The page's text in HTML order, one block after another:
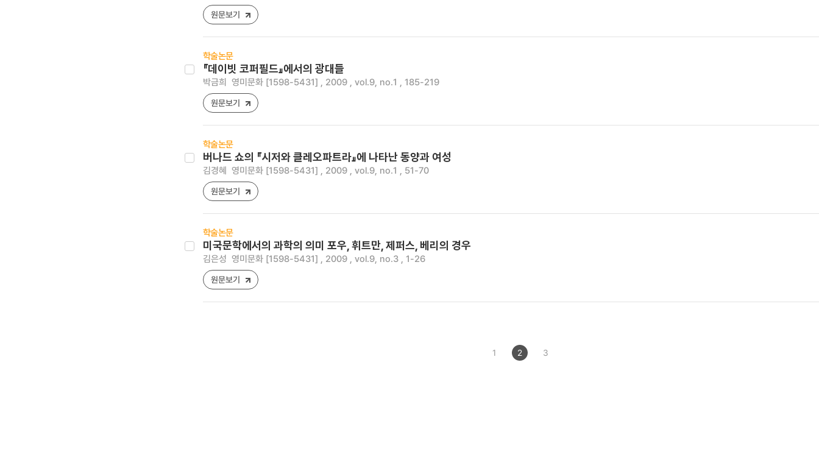
원문보기
학술논문
『데이빗 코퍼필드』에서의 광대들
박금희 영미문화 [1598-5431] , 2009 , vol.9, no.1 , 185-219
원문보기
학술논문
버나드 쇼의 『시저와 클레오파트라』에 나타난 동양과 여성
김경혜 영미문화 [1598-5431] , 2009 , vol.9, no.1 , 51-70
원문보기
학술논문
미국문학에서의 과학의 의미 포우, 휘트만, 제퍼스, 베리의 경우
김은성 영미문화 [1598-5431] , 2009 , vol.9, no.3 , 1-26
원문보기
1 2 3